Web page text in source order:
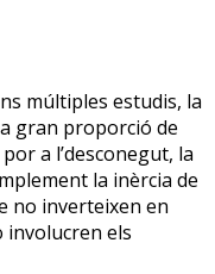
múltiples estudis, la
gran proporció de
a l’desconegut, la
la inèrcia de
no inverteixen en
involucren els